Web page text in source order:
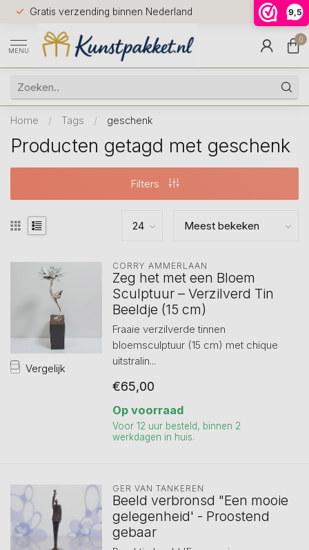
9,5
Gratis verzending binnen Nederland
Voor
huis
9.5
MENU
0
Home / Tags / geschenk
Producten getagd met geschenk
Filters
Vergelijk
CORRY AMMERLAAN
Zeg het met een Bloem
Sculptuur – Verzilverd Tin
Beeldje (15 cm)
Fraaie verzilverde tinnen
bloemsculptuur (15 cm) met chique
uitstralin...
€65,00
Op voorraad
Voor 12 uur besteld, binnen 2
werkdagen in huis.
GER VAN TANKEREN
Beeld verbronsd "Een mooie
gelegenheid' - Proostend
gebaar